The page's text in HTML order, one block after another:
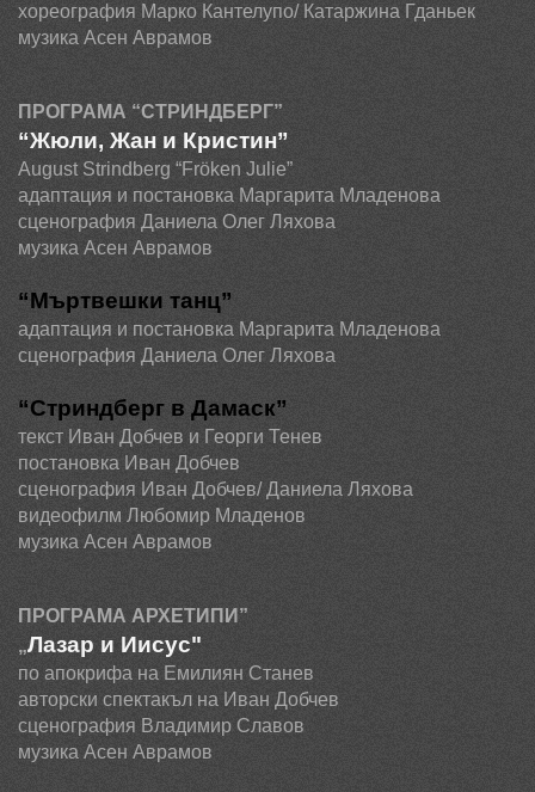
хореография Марко Кантелупо/ Катаржина Гданьек
музика Асен Аврамов
ПРОГРАМА “СТРИНДБЕРГ”
“Жюли, Жан и Кристин”
August Strindberg “Fröken Julie”
адаптация и постановка Маргарита Младенова
сценография Даниела Олег Ляхова
музика Асен Аврамов
“Мъртвешки танц”
адаптация и постановка Маргарита Младенова
сценография Даниела Олег Ляхова
“Стриндберг в Дамаск”
текст Иван Добчев и Георги Тенев
постановка Иван Добчев
сценография Иван Добчев/ Даниела Ляхова
видеофилм Любомир Младенов
музика Асен Аврамов
ПРОГРАМА АРХЕТИПИ”
„Лазар и Иисус"
по апокрифа на Емилиян Станев
авторски спектакъл на Иван Добчев
сценография Владимир Славов
музика Асен Аврамов